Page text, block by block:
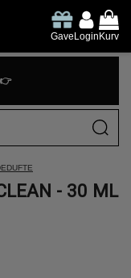
GaveLoginKurv
👉
- 30 ML